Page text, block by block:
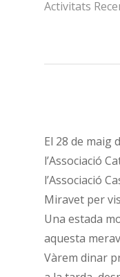
Activitats
El 28 de maig
l’Associació
l’Associació
Miravet per
Una estada
aquesta
Vàrem dinar